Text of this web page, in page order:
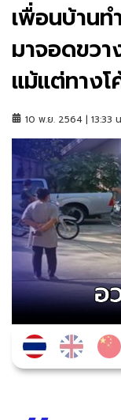
เพื่อนบ้าน
มาจอดขว
แม้แต่ทาง
10 พ.ย. 2564 | 13:33